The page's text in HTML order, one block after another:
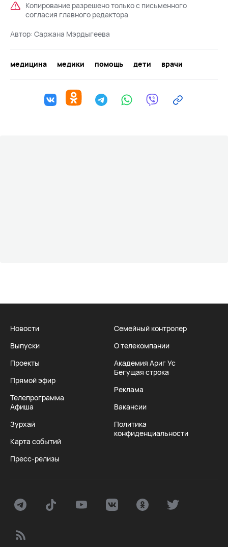
Копирование разрешено только с письменного
согласия главного редактора
Автор: Саржана Мэрдыгеева
медицина медики помощь дети врачи
Новости
Выпуски
Проекты
Прямой эфир
Телепрограмма
Афиша
Зурхай
Карта событий
Пресс-релизы
Семейный контролер
О телекомпании
Академия Ариг Ус
Бегущая строка
Реклама
Вакансии
Политика
конфиденциальности